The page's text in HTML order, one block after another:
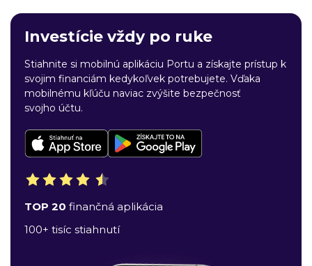
Investície vždy po ruke
Stiahnite si mobilnú aplikáciu Portu a získajte prístup k
svojim financiám kedykoľvek potrebujete. Vďaka
mobilnému kľúču naviac zvýšite bezpečnosť
svojho účtu.
TOP 20 finančná aplikácia
100+ tisíc stiahnutí